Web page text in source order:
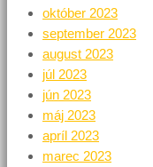
október 2023
september 2023
august 2023
júl 2023
jún 2023
máj 2023
apríl 2023
marec 2023